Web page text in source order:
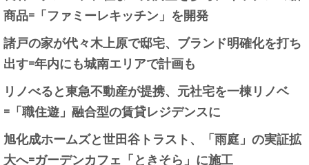
商品=「ファミーレキッチン」を開発
諸戸の家が代々木上原で邸宅、ブランド明確化を打ち
出す=年内にも城南エリアで計画も
リノべると東急不動産が提携、元社宅を一棟リノベ
=「職住遊」融合型の賃貸レジデンスに
旭化成ホームズと世田谷トラスト、「雨庭」の実証拡
大へ=ガーデンカフェ「ときそら」に施工